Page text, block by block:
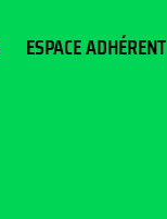
ESPACE ADHÉRENT